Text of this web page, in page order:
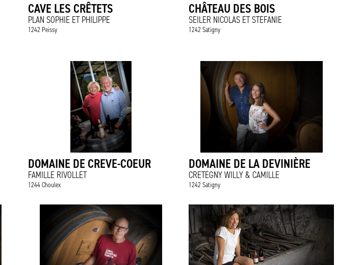
CAVE LES CRÊTETS
PLAN SOPHIE ET PHILIPPE
1242 Peissy
CHÂTEAU DES BOIS
SEILER NICOLAS ET STEFANIE
1242 Satigny
DOMAINE DE CREVE-COEUR
FAMILLE RIVOLLET
1244 Choulex
DOMAINE DE LA DEVINIÈRE
CRETEGNY WILLY & CAMILLE
1242 Satigny